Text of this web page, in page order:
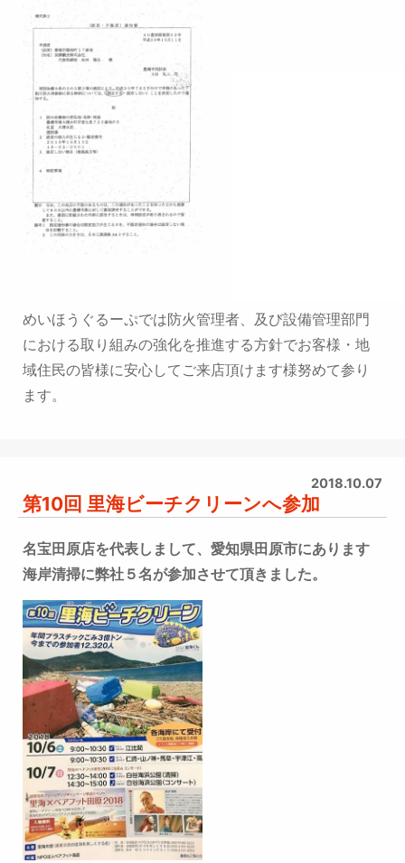
めいほうぐるーぷでは防火管理者、及び設備管理部門
における取り組みの強化を推進する方針でお客様・地
域住民の皆様に安心してご来店頂けます様努めて参り
ます。
2018.10.07
第10回 里海ビーチクリーンへ参加
名宝田原店を代表しまして、愛知県田原市にあります
海岸清掃に弊社５名が参加させて頂きました。